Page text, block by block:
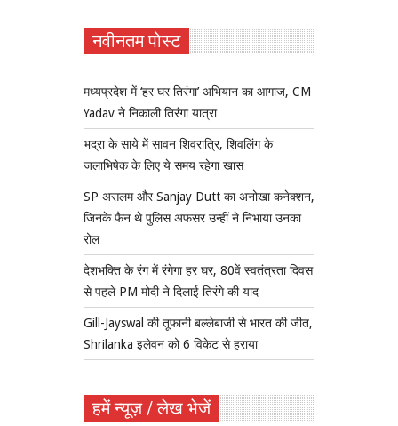
नवीनतम पोस्ट
मध्यप्रदेश में ‘हर घर तिरंगा’ अभियान का आगाज, CM
Yadav ने निकाली तिरंगा यात्रा
भद्रा के साये में सावन शिवरात्रि, शिवलिंग के
जलाभिषेक के लिए ये समय रहेगा खास
SP असलम और Sanjay Dutt का अनोखा कनेक्शन,
जिनके फैन थे पुलिस अफसर उन्हीं ने निभाया उनका
रोल
देशभक्ति के रंग में रंगेगा हर घर, 80वें स्वतंत्रता दिवस
से पहले PM मोदी ने दिलाई तिरंगे की याद
Gill-Jayswal की तूफानी बल्लेबाजी से भारत की जीत,
Shrilanka इलेवन को 6 विकेट से हराया
हमें न्यूज़ / लेख भेजें